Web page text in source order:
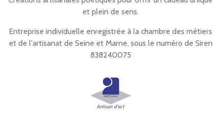
r
r
et plein de sens.
Entreprise individuelle enregistrée à la chambre des métiers
et de l'artisanat de Seine et Marne, sous le numéro de Siren
838240075